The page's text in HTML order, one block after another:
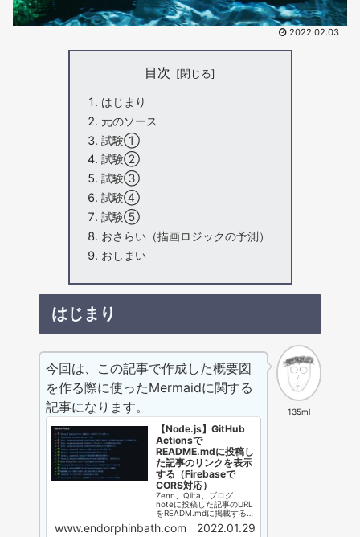
2022.02.03
目次
はじまり
元のソース
試験①
試験②
試験③
試験④
試験⑤
おさらい（描画ロジックの予測）
おしまい
はじまり
135ml
今回は、この記事で作成した概要図
を作る際に使ったMermaidに関する
記事になります。
【Node.js】GitHub
Actionsで
README.mdに投稿し
た記事のリンクを表示
する（Firebaseで
CORS対応）
Zenn、Qiita、ブログ、
noteに投稿した記事のURL
をREADM.mdに掲載するア
プリを作成しました。この
アプリを参考にして自分の
www.endorphinbath.com 2022.01.29